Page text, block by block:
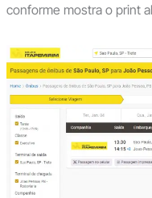
conforme mostra o print